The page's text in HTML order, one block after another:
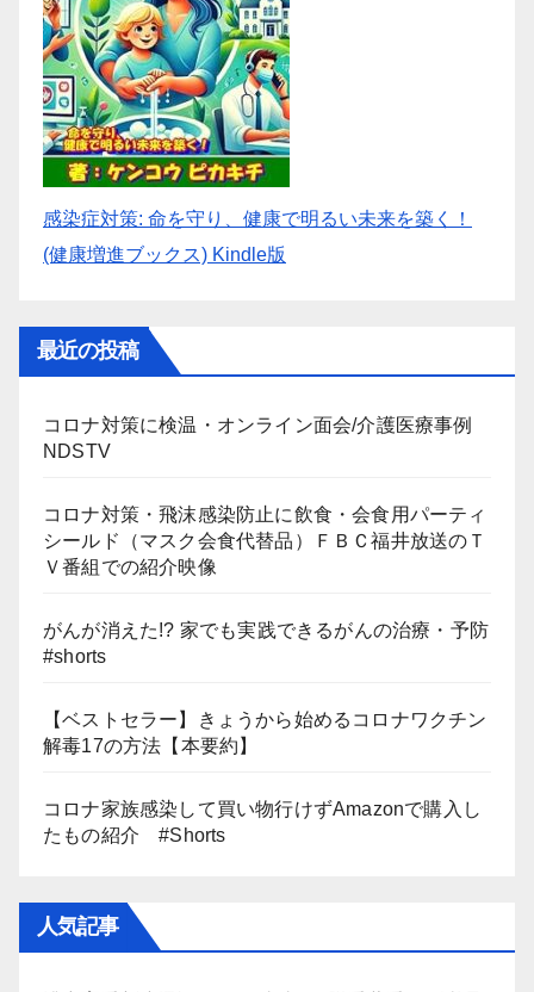
感染症対策: 命を守り、健康で明るい未来を築く！
(健康増進ブックス) Kindle版
最近の投稿
コロナ対策に検温・オンライン面会/介護医療事例
NDSTV
コロナ対策・飛沫感染防止に飲食・会食用パーティ
シールド（マスク会食代替品）ＦＢＣ福井放送のＴ
Ｖ番組での紹介映像
がんが消えた!? 家でも実践できるがんの治療・予防
#shorts
【ベストセラー】きょうから始めるコロナワクチン
解毒17の方法【本要約】
コロナ家族感染して買い物行けずAmazonで購入し
たもの紹介 #Shorts
人気記事